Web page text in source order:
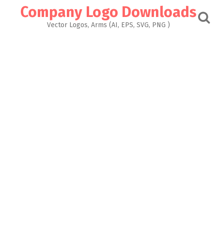
Company Logo Downloads
Vector Logos, Arms (AI, EPS, SVG, PNG )